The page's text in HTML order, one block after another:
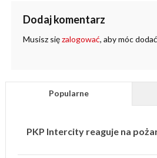
Dodaj komentarz
Musisz sięzalogować, aby móc
Popularne
PKP Intercity reaguje na